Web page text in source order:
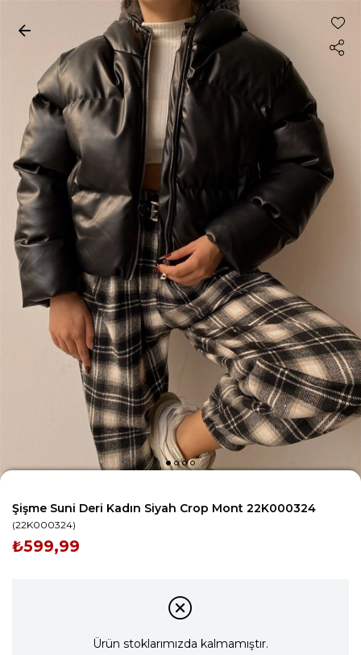
Şişme Suni Deri Kadın Siyah Crop Mont 22K000324
(22K000324)
₺599,99
Ürün stoklarımızda kalmamıştır.